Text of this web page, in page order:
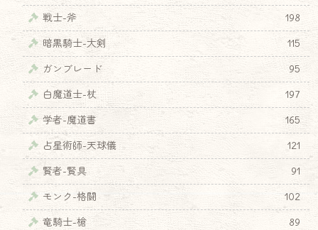
戦士-斧
198
暗黒騎士-大剣
115
ガンブレード
95
白魔道士-杖
197
学者-魔道書
165
占星術師-天球儀
121
賢者-賢具
91
モンク-格闘
102
竜騎士-槍
89